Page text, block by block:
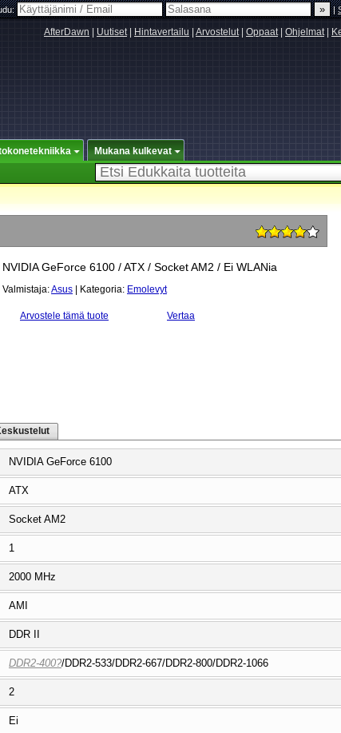
|
AfterDawn Uutiset| Hintavertailu Arvostelut| Oppaat| Ohjelmat|
Mukana kulkevat
NVIDIA GeForce 6100 / ATX / Socket AM2 / Ei WLANia
Valmistaja:Asus | Kategoria: Emolevyt
Arvostele tämä tuote Vertaa
NVIDIA GeForce 6100
ATX
Socket AM2
1
2000 MHz
AMI
DDR II
DDR2-400?/DDR2-533/DDR2-667/DDR2-800/DDR2-1066
2
Ei